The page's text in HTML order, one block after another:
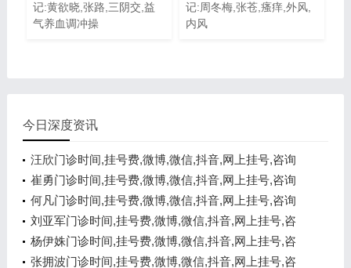
记:黄欲晓,张路,三阴交,益
气养血调冲操
记:周冬梅,张苍,瘙痒,外风,
内风
今日深度资讯
汪欣门诊时间,挂号费,微博,微信,抖音,网上挂号,咨询
电话,在线咨询
崔勇门诊时间,挂号费,微博,微信,抖音,网上挂号,咨询
电话,在线咨询
何凡门诊时间,挂号费,微博,微信,抖音,网上挂号,咨询
电话,在线咨询
刘亚军门诊时间,挂号费,微博,微信,抖音,网上挂号,咨
询电话,在线咨询
杨伊姝门诊时间,挂号费,微博,微信,抖音,网上挂号,咨
询电话,在线咨询
张拥波门诊时间,挂号费,微博,微信,抖音,网上挂号,咨